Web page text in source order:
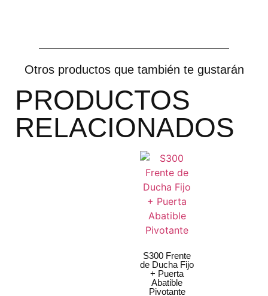
Otros productos que también te gustarán
PRODUCTOS
RELACIONADOS
S300 Frente
de Ducha Fijo
+ Puerta
Abatible
Pivotante